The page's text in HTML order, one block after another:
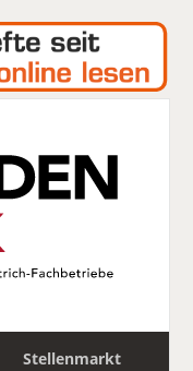
Stellenmarkt